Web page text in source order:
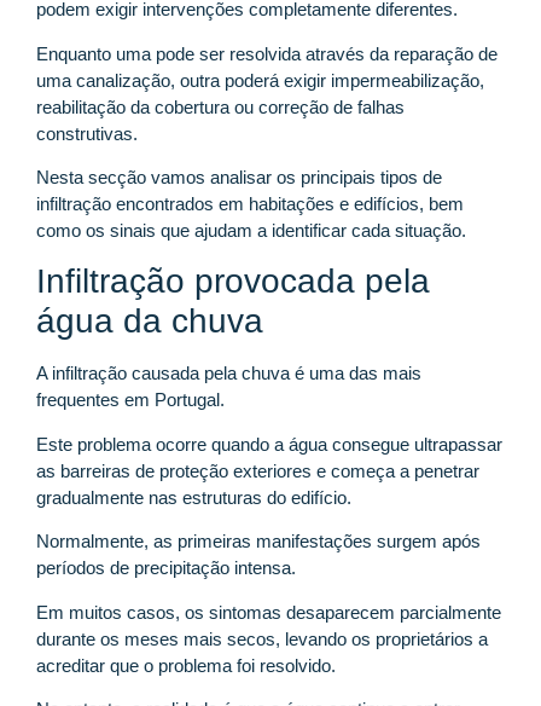
podem exigir intervenções completamente diferentes.
Enquanto uma pode ser resolvida através da reparação de
uma canalização, outra poderá exigir impermeabilização,
reabilitação da cobertura ou correção de falhas
construtivas.
Nesta secção vamos analisar os principais tipos de
infiltração encontrados em habitações e edifícios, bem
como os sinais que ajudam a identificar cada situação.
Infiltração provocada pela
água da chuva
A infiltração causada pela chuva é uma das mais
frequentes em Portugal.
Este problema ocorre quando a água consegue ultrapassar
as barreiras de proteção exteriores e começa a penetrar
gradualmente nas estruturas do edifício.
Normalmente, as primeiras manifestações surgem após
períodos de precipitação intensa.
Em muitos casos, os sintomas desaparecem parcialmente
durante os meses mais secos, levando os proprietários a
acreditar que o problema foi resolvido.